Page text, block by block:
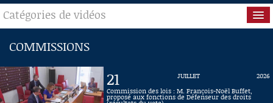
ACCUEIL
EN DIRECT
À LA DEMANDE
RECHERCHE
Catégories de vidéos
Questions au Gouvernement
Commissions
COMMISSIONS
21 JUILLET
2026
Commission des lois : M. François-Noël Buffet,
proposé aux fonctions de Défenseur des droits